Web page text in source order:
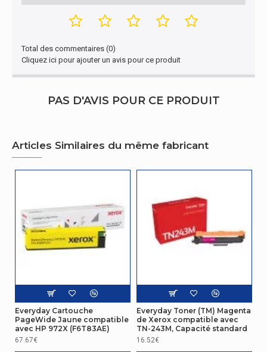
Autres caractéristiques
Design
harmonisé
84439990
Total des commentaires (0)
Cliquez ici pour ajouter un avis pour ce produit
PAS D'AVIS POUR CE PRODUIT
Articles Similaires du même fabricant
Everyday Cartouche
PageWide Jaune compatible
avec HP 972X (F6T83AE)
67.67€
Everyday Toner (TM) Magenta
de Xerox compatible avec
TN-243M, Capacité standard
16.52€